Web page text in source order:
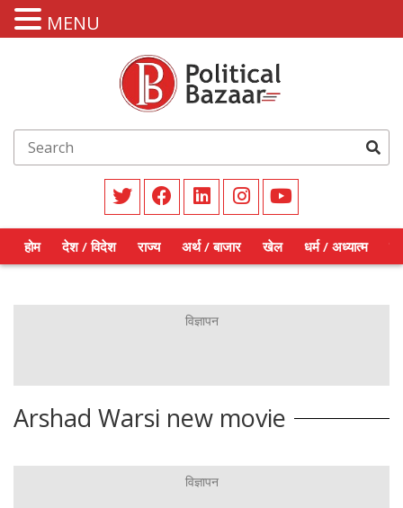
होम देश / विदेश राज्य अर्थ / बाजार खेल धर्म / अध्यात्म
Arshad Warsi new movie
MENU